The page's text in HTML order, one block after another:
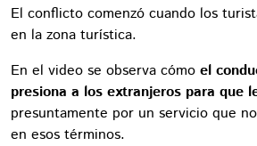
El conflicto comenzó cuando los
en la zona turística.
En el video se observa cómo el
presiona a los extranjeros para que
presuntamente por un servicio que
en esos términos.